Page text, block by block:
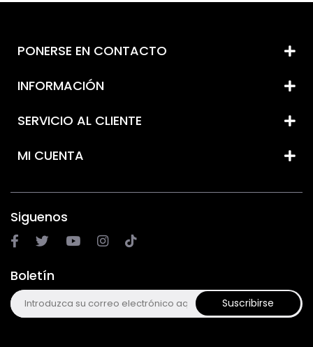
PONERSE EN CONTACTO
INFORMACIÓN
SERVICIO AL CLIENTE
MI CUENTA
Siguenos
Boletín
Suscribirse